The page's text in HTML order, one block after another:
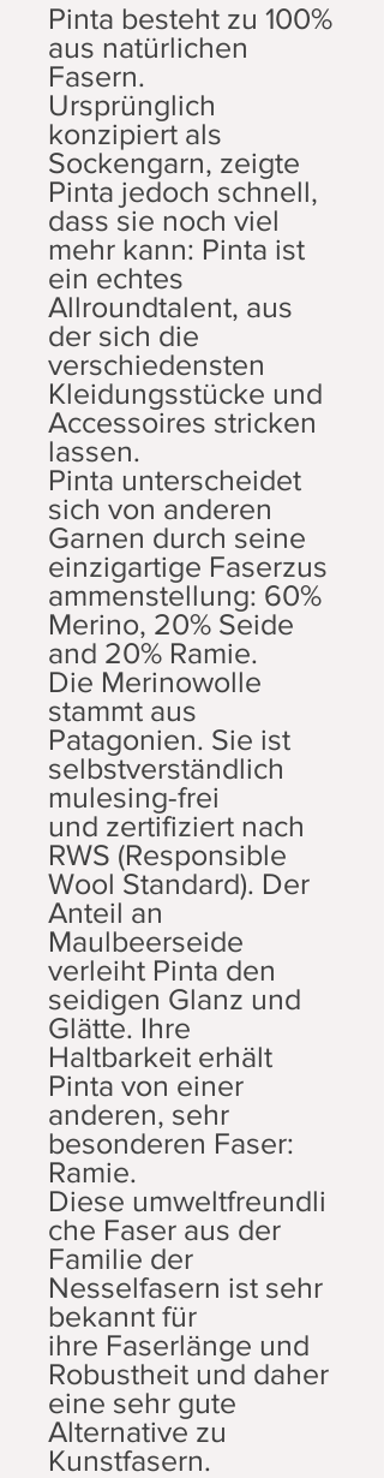
Pinta besteht zu 100%
aus natürlichen
Fasern.
Ursprünglich
konzipiert als
Sockengarn, zeigte
Pinta jedoch schnell,
dass sie noch viel
mehr kann: Pinta ist
ein echtes
Allroundtalent, aus
der sich die
verschiedensten
Kleidungsstücke und
Accessoires stricken
lassen.
Pinta unterscheidet
sich von anderen
Garnen durch seine
einzigartige Faserzus
ammenstellung: 60%
Merino, 20% Seide
and 20% Ramie.
Die Merinowolle
stammt aus
Patagonien. Sie ist
selbstverständlich
mulesing-frei
und zertifiziert nach
RWS (Responsible
Wool Standard). Der
Anteil an
Maulbeerseide
verleiht Pinta den
seidigen Glanz und
Glätte. Ihre
Haltbarkeit erhält
Pinta von einer
anderen, sehr
besonderen Faser:
Ramie.
Diese umweltfreundli
che Faser aus der
Familie der
Nesselfasern ist sehr
bekannt für
ihre Faserlänge und
Robustheit und daher
eine sehr gute
Alternative zu
Kunstfasern.